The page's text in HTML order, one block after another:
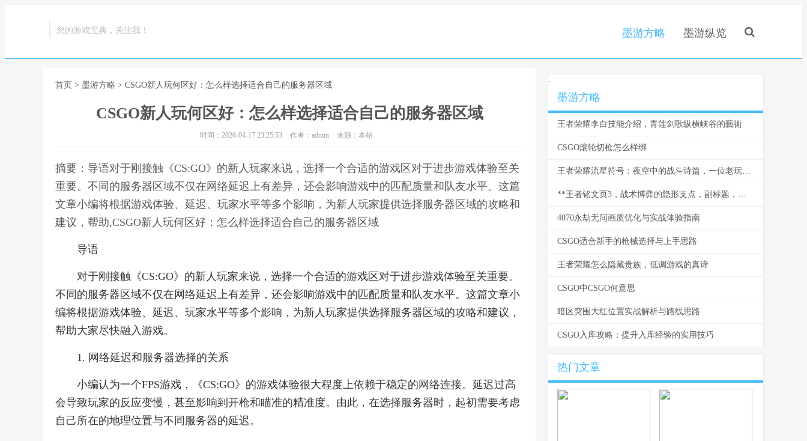
您的游戏宝典，关注我！ 墨游方略 墨游纵览
首页 > 墨游方略 > CSGO新人玩何区好：怎么样选择适合自己的服务器区域
CSGO新人玩何区好：怎么样选择适合自己的服务器区域
时间：2026-04-17 23:25:53 作者：admin 来源：本站
摘要：导语对于刚接触《CS:GO》的新人玩家来说，选择一个合适的游戏区对于进步游戏体验至关
重要。不同的服务器区域不仅在网络延迟上有差异，还会影响游戏中的匹配质量和队友水平。这篇
文章小编将根据游戏体验、延迟、玩家水平等多个影响，为新人玩家提供选择服务器区域的攻略和
建议，帮助,CSGO新人玩何区好：怎么样选择适合自己的服务器区域
导语
对于刚接触《CS:GO》的新人玩家来说，选择一个合适的游戏区对于进步游戏体验至关重要。
不同的服务器区域不仅在网络延迟上有差异，还会影响游戏中的匹配质量和队友水平。这篇文章小
编将根据游戏体验、延迟、玩家水平等多个影响，为新人玩家提供选择服务器区域的攻略和建议，
帮助大家尽快融入游戏。
1. 网络延迟和服务器选择的关系
小编认为一个FPS游戏，《CS:GO》的游戏体验很大程度上依赖于稳定的网络连接。延迟过高
会导致玩家的反应变慢，甚至影响到开枪和瞄准的精准度。由此，在选择服务器时，起初需要考虑
自己所在的地理位置与不同服务器的延迟。
.
墨游方略
王者荣耀李白技能介绍，青莲剑歌纵横峡谷的藝術
CSGO滚轮切枪怎么样绑
王者荣耀流星符号：夜空中的战斗诗篇，一位老玩家的深情回望
**王者铭文页3，战术博弈的隐形支点，副标题，微调之间改写战局走向**
4070永劫无间画质优化与实战体验指南
CSGO适合新手的枪械选择与上手思路
王者荣耀怎么隐藏贵族，低调游戏的真谛
CSGO中CSGO何意思
暗区突围大红位置实战解析与路线思路
CSGO入库攻略：提升入库经验的实用技巧
热门文章